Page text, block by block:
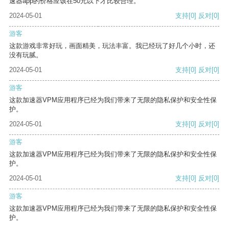
2024-05-01
支持[0] 反对[0]
游客
这款游戏非常好玩，画面精美，玩法丰富。我已经玩了好几个小时，还
没有玩腻。
2024-05-01
支持[0] 反对[0]
游客
这款加速器VPM应用程序已经为我们带来了无限的隐私保护和安全性保
护。
2024-05-01
支持[0] 反对[0]
游客
这款加速器VPM应用程序已经为我们带来了无限的隐私保护和安全性保
护。
2024-05-01
支持[0] 反对[0]
游客
这款加速器VPM应用程序已经为我们带来了无限的隐私保护和安全性保
护。